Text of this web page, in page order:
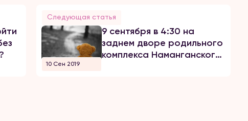
Следующая статья
10 Сен 2019
9 сентября в 4:30 на
заднем дворе родильного
комплекса Наманганского